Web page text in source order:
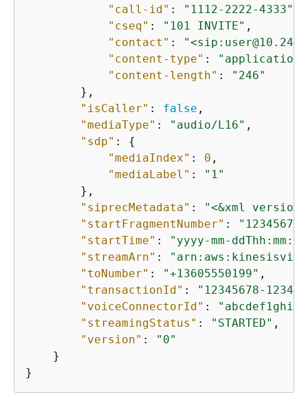
"call-id" : "1112-2222-4333"
"cseq" : "101 INVITE" ,
"contact" :
"content-type" :
"application/
"content-length" :
"246"
        },
"isCaller" : false ,
"mediaType" : "audio/L16" ,
"sdp" : {
"mediaIndex" : 0 ,
"mediaLabel" :
"1"
        },
"siprecMetadata" :
"<&xml
"startFragmentNumber" :
"startTime" :
"yyyy-mm-
"streamArn" :
"toNumber" : "+13605550199" ,
"transactionId" :
"12345678-1234-
"voiceConnectorId" :
"streamingStatus" : "STARTED" ,
"version" :
"0"
    }
}